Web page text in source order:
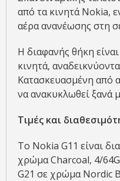
από τα κινητά Nokia,
αέρα ανανέωσης στη
Η διαφανής θήκη
κινητά,
Κατασκευασμένη από
να ανακυκλωθεί ξανά
Τιμές και
Το Nokia G11 είναι
χρώμα Charcoal, 4/
G21 σε χρώμα Nordic